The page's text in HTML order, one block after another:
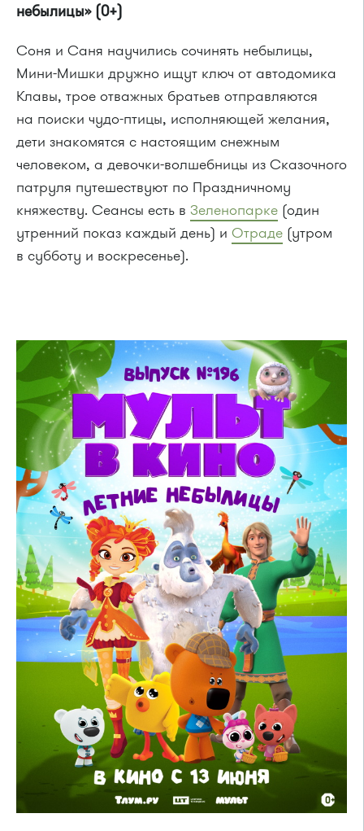
небылицы» (0+)
Соня и Саня научились сочинять небылицы,
Мини-Мишки дружно ищут ключ от автодомика
Клавы, трое отважных братьев отправляются
на поиски чудо-птицы, исполняющей желания,
дети знакомятся с настоящим снежным
человеком, а девочки-волшебницы из Сказочного
патруля путешествуют по Праздничному
княжеству. Сеансы есть в Зеленопарке (один
утренний показ каждый день) и Отраде (утром
в субботу и воскресенье).